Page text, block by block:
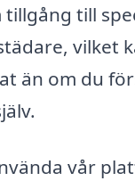
till
vilket
än om du
vår